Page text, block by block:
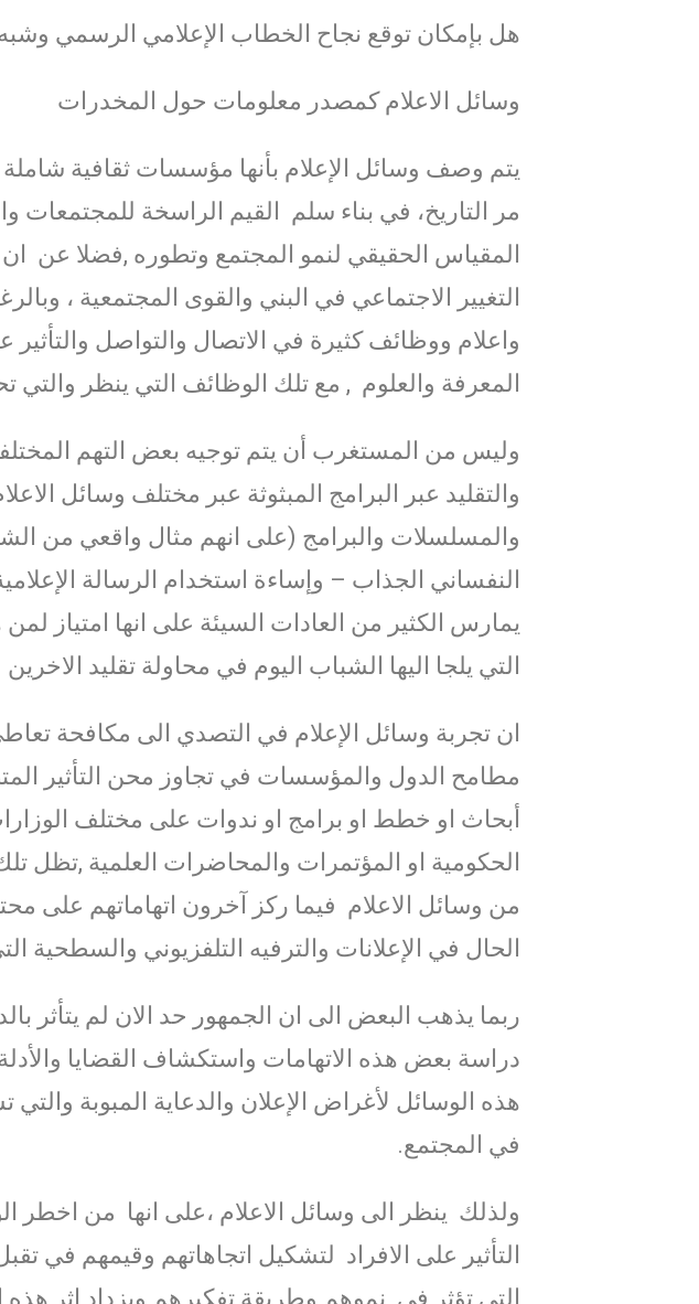
هل بإمكان توقع نجاح الخطاب الإعلامي الرسمي
وسائل الاعلام كمصدر معلومات حول المخدرات
يتم وصف وسائل الإعلام بأنها مؤسسات ثقافية
مر التاريخ، في بناء سلم القيم الراسخة للمجتمعات
المقياس الحقيقي لنمو المجتمع وتطوره ,فضلا عن
التغيير الاجتماعي في البني والقوى المجتمعية ،
واعلام ووظائف كثيرة في الاتصال والتواصل والتأثير
المعرفة والعلوم , مع تلك الوظائف التي ينظر والتي
وليس من المستغرب أن يتم توجيه بعض التهم
والتقليد عبر البرامج المبثوثة عبر مختلف وسائل
والمسلسلات والبرامج (على انهم مثال واقعي من
النفساني الجذاب – وإساءة استخدام الرسالة
يمارس الكثير من العادات السيئة على انها امتياز
التي يلجا اليها الشباب اليوم في محاولة تقليد
ان تجربة وسائل الإعلام في التصدي الى مكافحة
مطامح الدول والمؤسسات في تجاوز محن التأثير
أبحاث او خطط او برامج او ندوات على مختلف
الحكومية او المؤتمرات والمحاضرات العلمية ,تظل
من وسائل الاعلام فيما ركز آخرون اتهاماتهم على
الحال في الإعلانات والترفيه التلفزيوني والسطحية
ربما يذهب البعض الى ان الجمهور حد الان لم يتأثر
دراسة بعض هذه الاتهامات واستكشاف القضايا
هذه الوسائل لأغراض الإعلان والدعاية المبوبة
في المجتمع.
ولذلك ينظر الى وسائل الاعلام ،على انها من اخطر
التأثير على الافراد لتشكيل اتجاهاتهم وقيمهم في
التي تؤثر في نموهم وطريقة تفكيرهم ويزداد اثر